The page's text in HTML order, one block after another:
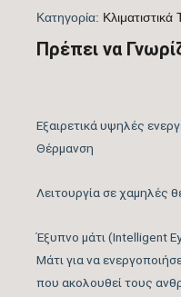
Kατηγορία: Kλιματιστικά
Πρέπει να
Εξαιρετικά υψηλές
Θέρμανση
Λειτουργία σε χαμηλές
Έξυπνο μάτι (Intelligent
Μάτι για να
που ακολουθεί τους
Λειτουργία
Αφύγρανσης
Φίλτρα Καθαρισμού
Μονάδας